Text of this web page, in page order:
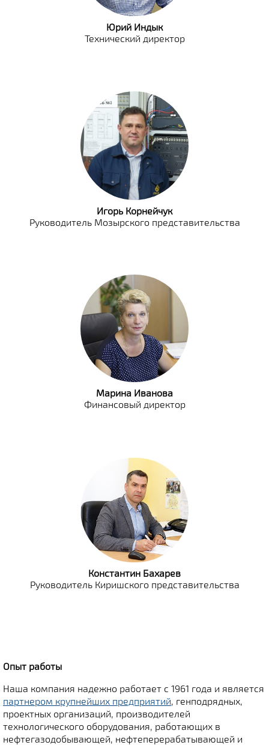
Юрий Индык
Технический директор
Игорь Корнейчук
Руководитель Мозырского представительства
Марина Иванова
Финансовый директор
Константин Бахарев
Руководитель Киришского представительства
Опыт работы
Наша компания надежно работает с 1961 года и является
партнером крупнейших предприятий, генподрядных,
проектных организаций, производителей
технологического оборудования, работающих в
нефтегазодобывающей, нефтеперерабатывающей и